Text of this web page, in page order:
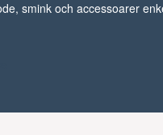
smink och accessoarer